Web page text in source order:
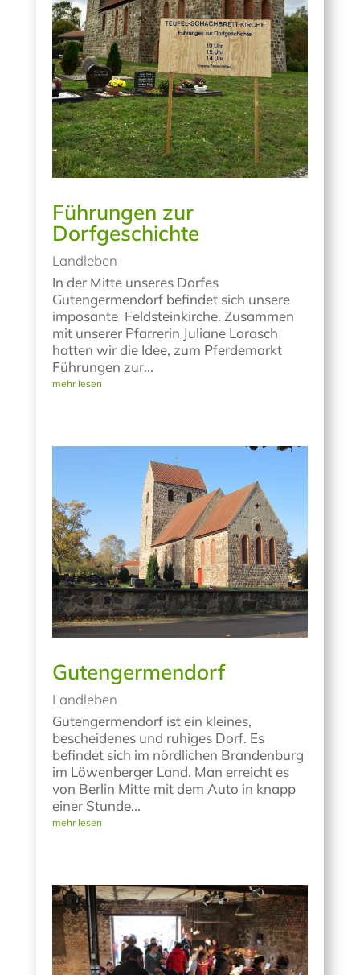
Führungen zur
Dorfgeschichte
Landleben
In der Mitte unseres Dorfes
Gutengermendorf befindet sich unsere
imposante Feldsteinkirche. Zusammen
mit unserer Pfarrerin Juliane Lorasch
hatten wir die Idee, zum Pferdemarkt
Führungen zur...
mehr lesen
Gutengermendorf
Landleben
Gutengermendorf ist ein kleines,
bescheidenes und ruhiges Dorf. Es
befindet sich im nördlichen Brandenburg
im Löwenberger Land. Man erreicht es
von Berlin Mitte mit dem Auto in knapp
einer Stunde...
mehr lesen